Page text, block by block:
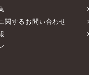
関するお問い合わせ